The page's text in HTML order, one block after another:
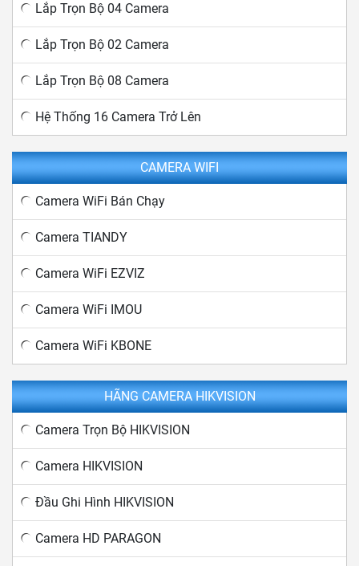
Lắp Trọn Bộ 04 Camera
Lắp Trọn Bộ 02 Camera
Lắp Trọn Bộ 08 Camera
Hệ Thống 16 Camera Trở Lên
CAMERA WIFI
Camera WiFi Bán Chạy
Camera TIANDY
Camera WiFi EZVIZ
Camera WiFi IMOU
Camera WiFi KBONE
HÃNG CAMERA HIKVISION
Camera Trọn Bộ HIKVISION
Camera HIKVISION
Đầu Ghi Hình HIKVISION
Camera HD PARAGON